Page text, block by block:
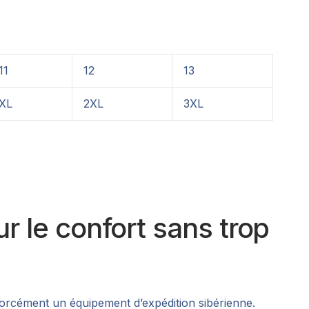
12 13
2XL 3XL
le confort sans trop
un équipement d’expédition sibérienne.